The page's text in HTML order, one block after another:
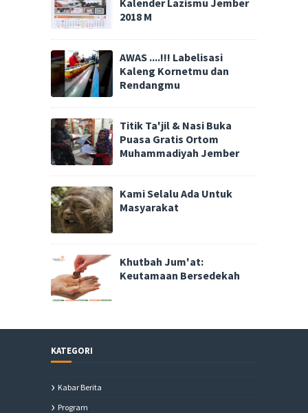
Kalender Lazismu Jember
2018 M
AWAS ....!!! Labelisasi
Kaleng Kornetmu dan
Rendangmu
Titik Ta'jil & Nasi Buka
Puasa Gratis Ortom
Muhammadiyah Jember
Kami Selalu Ada Untuk
Masyarakat
Khutbah Jum'at:
Keutamaan Bersedekah
KATEGORI
Kabar Berita
Program